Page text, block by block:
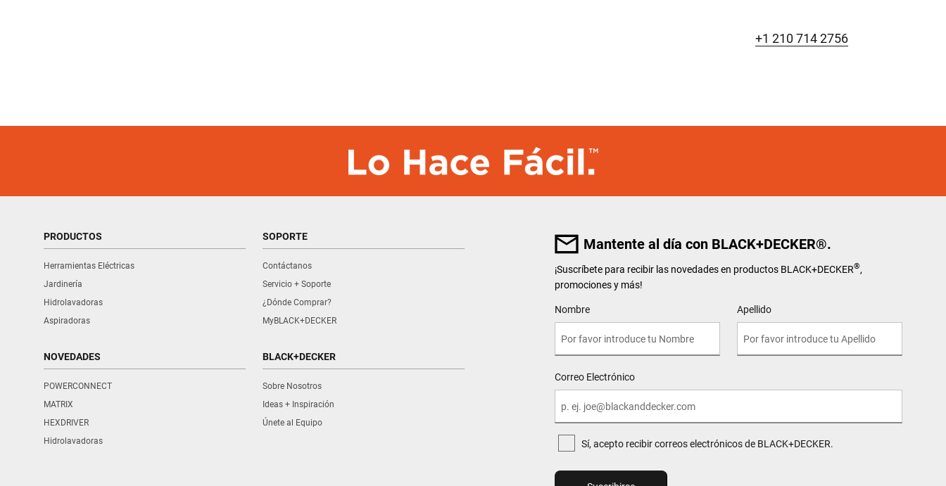
+1 210 714 2756
PRODUCTOS
Herramientas Eléctricas
Jardinería
Hidrolavadoras
Aspiradoras
SOPORTE
Contáctanos
Servicio + Soporte
¿Dónde Comprar?
MyBLACK+DECKER
NOVEDADES
POWERCONNECT
MATRIX
HEXDRIVER
Hidrolavadoras
BLACK+DECKER
Sobre Nosotros
Ideas + Inspiración
Únete al Equipo
Mantente al día con BLACK+DECKER®.
¡Suscríbete para recibir las novedades en productos BLACK+DECKER®,
promociones y más!
User Details
Nombre Apellido
Correo Electrónico
Sí, acepto recibir correos electrónicos de BLACK+DECKER.